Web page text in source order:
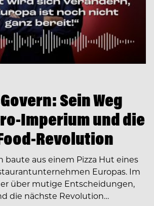
Sein Weg
Imperium und die
Revolution
baute aus einem Pizza Hut eines
Europas. Im
über mutige Entscheidungen,
die nächste Revolution…